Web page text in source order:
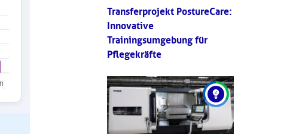
Transferprojekt PostureCare:
Innovative
Trainingsumgebung für
Pflegekräfte